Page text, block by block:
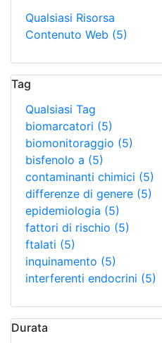
Qualsiasi Risorsa
Contenuto Web (5)
Tag
Qualsiasi Tag
biomarcatori (5)
biomonitoraggio (5)
bisfenolo a (5)
contaminanti chimici (5)
differenze di genere (5)
epidemiologia (5)
fattori di rischio (5)
ftalati (5)
inquinamento (5)
interferenti endocrini (5)
Durata